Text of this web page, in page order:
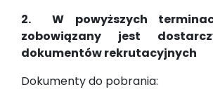
2. W powyższych
zobowiązany jest
dokumentów rekrutacyjnych
Dokumenty do pobrania: